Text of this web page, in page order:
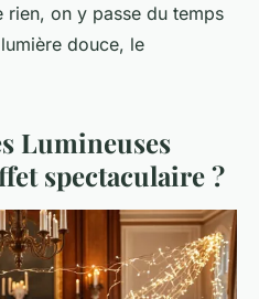
rien, on y passe du temps
douce, le
Lumineuses
spectaculaire ?